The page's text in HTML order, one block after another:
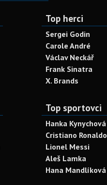
Top herci
Sergei Godin
Carole André
Václav Neckář
Frank Sinatra
X. Brands
Top sportovci
Hanka Kynychová
Cristiano Ronaldo
Lionel Messi
Aleš Lamka
Hana Mandlíková